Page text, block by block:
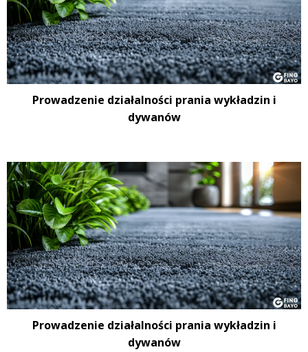
Prowadzenie działalności prania wykładzin i
dywanów
Prowadzenie działalności prania wykładzin i
dywanów